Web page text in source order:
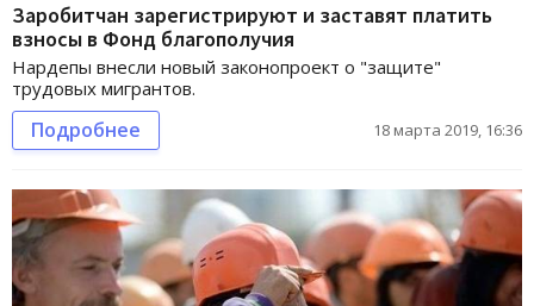
Заробитчан зарегистрируют и заставят платить
взносы в Фонд благополучия
Нардепы внесли новый законопроект о "защите"
трудовых мигрантов.
Подробнее 18 марта 2019, 16:36